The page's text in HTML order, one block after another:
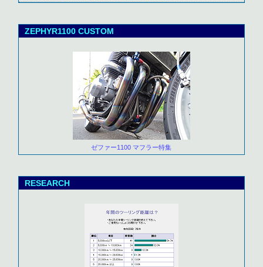
ZEPHYR1100 CUSTOM
ゼファー1100 マフラー特集
RESEARCH